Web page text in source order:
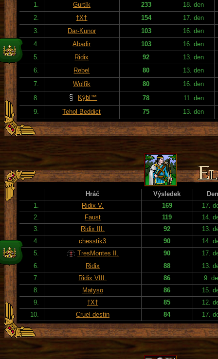
1.
Gurtík 233
18. den
2.
†X† 154
17. den
3.
Dar-Kunor 103
16. den
4.
Abadir 103
16. den
5.
Ridix 92
13. den
6.
Rebel 80
13. den
7.
Wolfik 80
16. den
8.
Kýbl™ 78
11. den
9.
Tehol Beddict 75 13. den
Hráč Výsledek
Den
1.
Ridix V. 169
17.
2.
Faust 119
14.
3.
Ridix III. 92
13.
4.
chesstik3 90
14.
5.
TresMontes II. 90
17.
6.
Ridix 88
13.
7.
Ridix VIII. 86
9.
8.
Matyso 86
15.
9.
†X† 85
12.
10.
Cruel destin 84 17.